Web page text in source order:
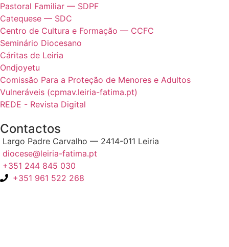
Pastoral Familiar — SDPF
Catequese — SDC
Centro de Cultura e Formação — CCFC
Seminário Diocesano
Cáritas de Leiria
Ondjoyetu
Comissão Para a Proteção de Menores e Adultos
Vulneráveis (cpmav.leiria-fatima.pt)
REDE - Revista Digital
Contactos
Largo Padre Carvalho — 2414-011 Leiria
diocese@leiria-fatima.pt
+351 244 845 030
+351 961 522 268